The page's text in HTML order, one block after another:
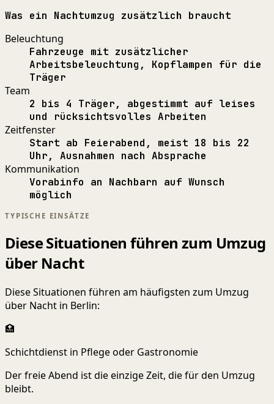
Was ein Nachtumzug zusätzlich braucht
Beleuchtung
Fahrzeuge mit zusätzlicher
Arbeitsbeleuchtung, Kopflampen für die
Träger
Team
2 bis 4 Träger, abgestimmt auf leises
und rücksichtsvolles Arbeiten
Zeitfenster
Start ab Feierabend, meist 18 bis 22
Uhr, Ausnahmen nach Absprache
Kommunikation
Vorabinfo an Nachbarn auf Wunsch
möglich
TYPISCHE EINSÄTZE
Diese Situationen führen zum Umzug
über Nacht
Diese Situationen führen am häufigsten zum Umzug
über Nacht in Berlin:
🏥
Schichtdienst in Pflege oder Gastronomie
Der freie Abend ist die einzige Zeit, die für den Umzug
bleibt.